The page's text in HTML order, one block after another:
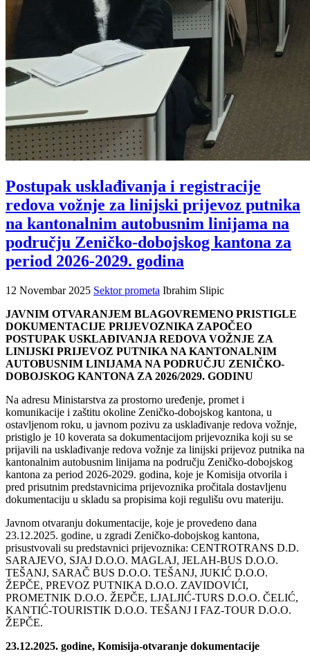
Postupak usklađivanja i registracije
redova vožnje za linijski prijevoz putnika
na kantonalnim autobusnim linijama na
području Zeničko-dobojskog kantona za
period 2026-2029. godina
12 Novembar 2025 Sektor prometa Ibrahim Slipic
JAVNIM OTVARANJEM BLAGOVREMENO PRISTIGLE
DOKUMENTACIJE PRIJEVOZNIKA ZAPOČEO
POSTUPAK USKLAĐIVANJA REDOVA VOŽNJE ZA
LINIJSKI PRIJEVOZ PUTNIKA NA KANTONALNIM
AUTOBUSNIM LINIJAMA NA PODRUČJU ZENIČKO-
DOBOJSKOG KANTONA ZA 2026/2029. GODINU
Na adresu Ministarstva za prostorno uređenje, promet i
komunikacije i zaštitu okoline Zeničko-dobojskog kantona, u
ostavljenom roku, u javnom pozivu za usklađivanje redova vožnje,
pristiglo je 10 koverata sa dokumentacijom prijevoznika koji su se
prijavili na usklađivanje redova vožnje za linijski prijevoz putnika na
kantonalnim autobusnim linijama na području Zeničko-dobojskog
kantona za period 2026-2029. godina, koje je Komisija otvorila i
pred prisutnim predstavnicima prijevoznika pročitala dostavljenu
dokumentaciju u skladu sa propisima koji regulišu ovu materiju.
Javnom otvaranju dokumentacije, koje je provedeno dana
23.12.2025. godine, u zgradi Zeničko-dobojskog kantona,
prisustvovali su predstavnici prijevoznika: CENTROTRANS D.D.
SARAJEVO, SJAJ D.O.O. MAGLAJ, JELAH-BUS D.O.O.
TEŠANJ, SARAČ BUS D.O.O. TEŠANJ, JUKIĆ D.O.O.
ŽEPČE, PREVOZ PUTNIKA D.O.O. ZAVIDOVIĆI,
PROMETNIK D.O.O. ŽEPČE, LJALJIĆ-TURS D.O.O. ČELIĆ,
KANTIĆ-TOURISTIK D.O.O. TEŠANJ I FAZ-TOUR D.O.O.
ŽEPČE.
23.12.2025. godine, Komisija-otvaranje dokumentacije